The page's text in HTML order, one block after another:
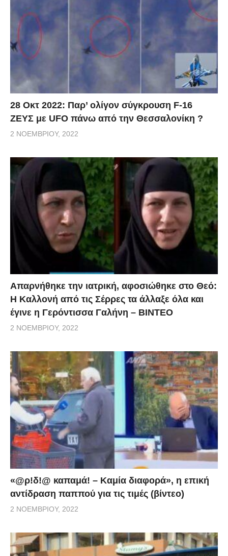
28 Οκτ 2022: Παρ’ ολίγον σύγκρουση F-16
ΖΕΥΣ με UFO πάνω από την Θεσσαλονίκη ?
2 ΝΟΕΜΒΡΊΟΥ, 2022
Απαρνήθηκε την ιατρική, αφοσιώθηκε στο Θεό:
Η Καλλονή από τις Σέρρες τα άλλαξε όλα και
έγινε η Γερόντισσα Γαλήνη – ΒΙΝΤΕΟ
2 ΝΟΕΜΒΡΊΟΥ, 2022
«@ρ!δ!@ καπαμά! – Καμία διαφορά», η επική
αντίδραση παππού για τις τιμές (βίντεο)
2 ΝΟΕΜΒΡΊΟΥ, 2022